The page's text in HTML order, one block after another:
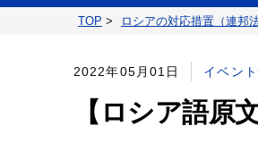
TOP > ロシアの対応措置（連邦法
2022年05月01日 イベン
【ロシア語原